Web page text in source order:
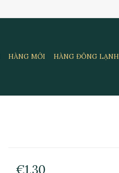
HÀNG MỚI HÀNG ĐÔNG LẠNH
€1,30